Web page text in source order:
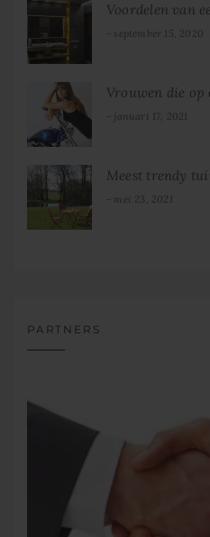
Voordelen van
september 15, 2020
Vrouwen die op
januari 17, 2021
Meest trendy
mei 23, 2021
PARTNERS